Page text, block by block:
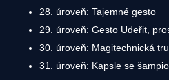
28. úroveň: Tajemné gesto
29. úroveň: Gesto Udeřit,
30. úroveň: Magitechnická
31. úroveň: Kapsle se